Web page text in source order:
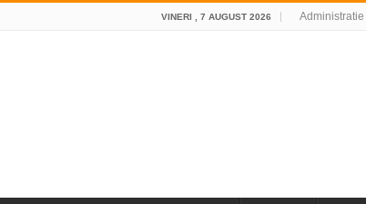
VINERI , 7 AUGUST 2026 Administratie